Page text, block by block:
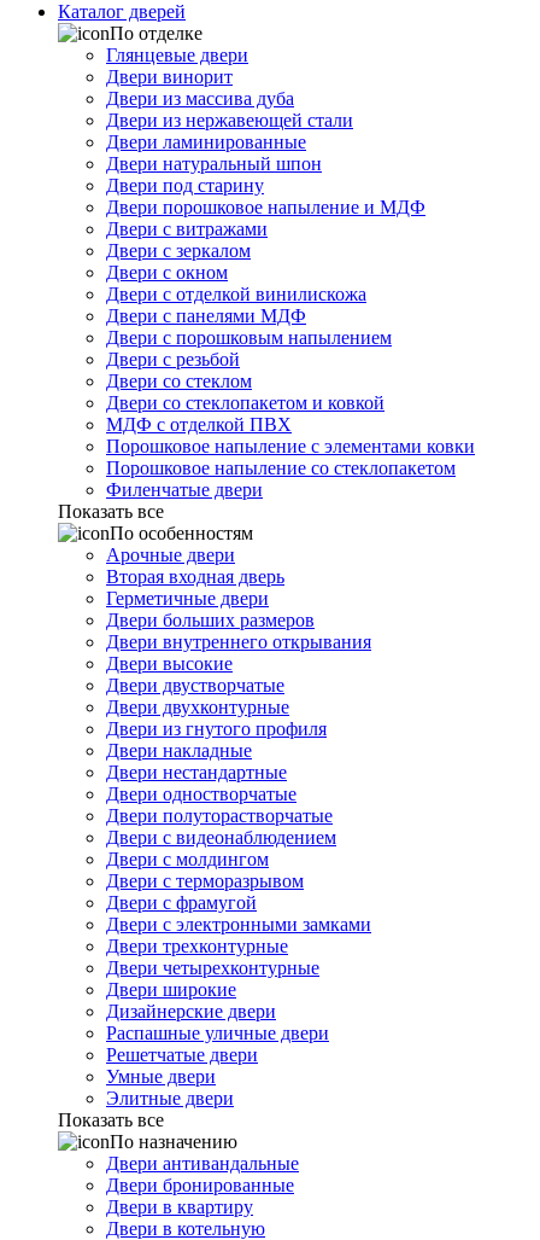
Каталог дверей
По отделке
Глянцевые двери
Двери винорит
Двери из массива дуба
Двери из нержавеющей стали
Двери ламинированные
Двери натуральный шпон
Двери под старину
Двери порошковое напыление и МДФ
Двери с витражами
Двери с зеркалом
Двери с окном
Двери с отделкой винилискожа
Двери с панелями МДФ
Двери с порошковым напылением
Двери с резьбой
Двери со стеклом
Двери со стеклопакетом и ковкой
МДФ с отделкой ПВХ
Порошковое напыление с элементами ковки
Порошковое напыление со стеклопакетом
Филенчатые двери
Показать все
По особенностям
Арочные двери
Вторая входная дверь
Герметичные двери
Двери больших размеров
Двери внутреннего открывания
Двери высокие
Двери двустворчатые
Двери двухконтурные
Двери из гнутого профиля
Двери накладные
Двери нестандартные
Двери одностворчатые
Двери полуторастворчатые
Двери с видеонаблюдением
Двери с молдингом
Двери с терморазрывом
Двери с фрамугой
Двери с электронными замками
Двери трехконтурные
Двери четырехконтурные
Двери широкие
Дизайнерские двери
Распашные уличные двери
Решетчатые двери
Умные двери
Элитные двери
Показать все
По назначению
Двери антивандальные
Двери бронированные
Двери в квартиру
Двери в котельную